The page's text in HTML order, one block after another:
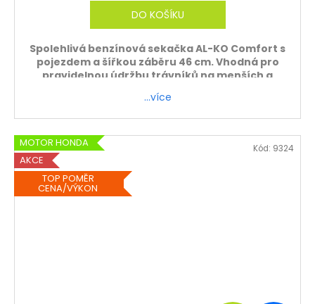
DO KOŠÍKU
Spolehlivá benzínová sekačka AL-KO Comfort s
pojezdem a šířkou záběru 46 cm. Vhodná pro
pravidelnou údržbu trávníků na menších a
…více
MOTOR HONDA
AKCE
TOP POMĚR
CENA/VÝKON
Kód: 9324